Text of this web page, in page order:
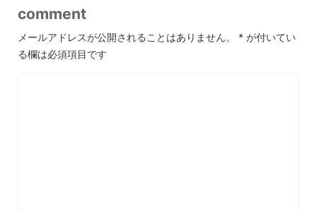
comment
メールアドレスが公開されることはありません。 * が付いてい
る欄は必須項目です